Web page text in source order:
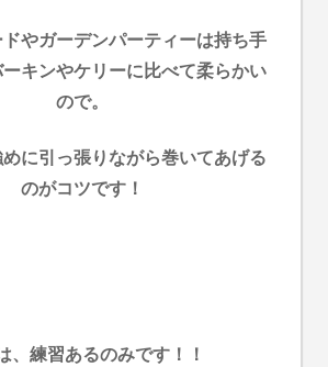
ドやガーデンパーティーは持ち手
キンやケリーに比べて柔らかい
ので。
に引っ張りながら巻いてあげる
のがコツです！
、練習あるのみです！！